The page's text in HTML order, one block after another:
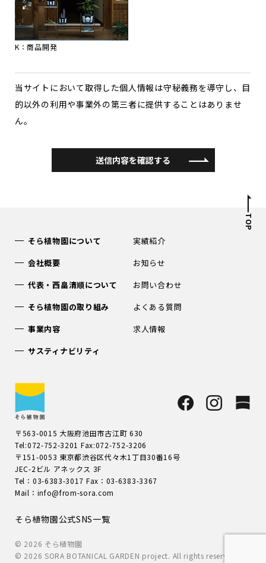
K：商品開発
当サイトにおいて取得した個人情報は守秘義務を導守し、目
的以外の利用や事業外の第三者に提供することはありませ
ん。
送信内容を確認する
TOP
そら植物園について
会社概要
代表・西畠清順について
そら植物園の取り組み
事業内容
サスティナビリティ
実績紹介
お知らせ
お問い合わせ
よくある質問
求人情報
〒563-0015 大阪府池田市古江町 630
Tel:072-752-3201 Fax:072-752-3206
〒151-0053 東京都渋谷区代々木1丁目30番16号
JEC-2ビル アネックス 3F
Tel：03-6383-3017 Fax：03-6383-3367
Mail：info@from-sora.com
そら植物園公式SNS一覧
© 2026 そら植物園
© 2026 SORA BOTANICAL GARDEN project. All rights reserved.